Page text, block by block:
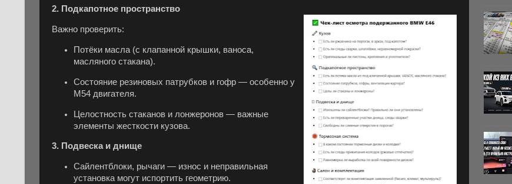
2. Подкапотное пространство
Важно проверить:
Потёки масла (с клапанной крышки, ваноса,
масляного стакана).
Состояние резиновых патрубков и гофр — особенно у
M54 двигателя.
Целостность стаканов и лонжеронов — важные
элементы жесткости кузова.
3. Подвеска и днище
Сайлентблоки, рычаги — износ и неправильная
установка могут испортить геометрию.